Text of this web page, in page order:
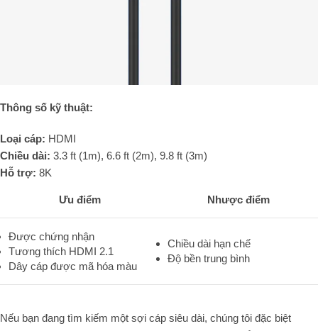
Thông số kỹ thuật:
Loại cáp: HDMI
Chiều dài: 3.3 ft (1m), 6.6 ft (2m), 9.8 ft (3m)
Hỗ trợ: 8K
Ưu điểm Nhược điểm
Được chứng nhận
Tương thích HDMI 2.1
Dây cáp được mã hóa màu
Chiều dài hạn chế
Độ bền trung bình
Nếu bạn đang tìm kiếm một sợi cáp siêu dài, chúng tôi đặc biệt